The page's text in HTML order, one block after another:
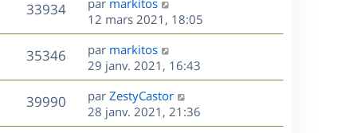
g
e
s
s
a
g
e
r
m
e
s
s
a
g
e
n
i
e
r
m
e
s
s
33934V
u
e
s
e
r
n
i
e
r
m
e
par markitos
12 mars 2021, 18:05
35346V
u
D
e
r
n
i
e
par markitos
29 janv. 2021, 16:43
39990V
D
e
r
par ZestyCastor
28 janv. 2021, 21:36